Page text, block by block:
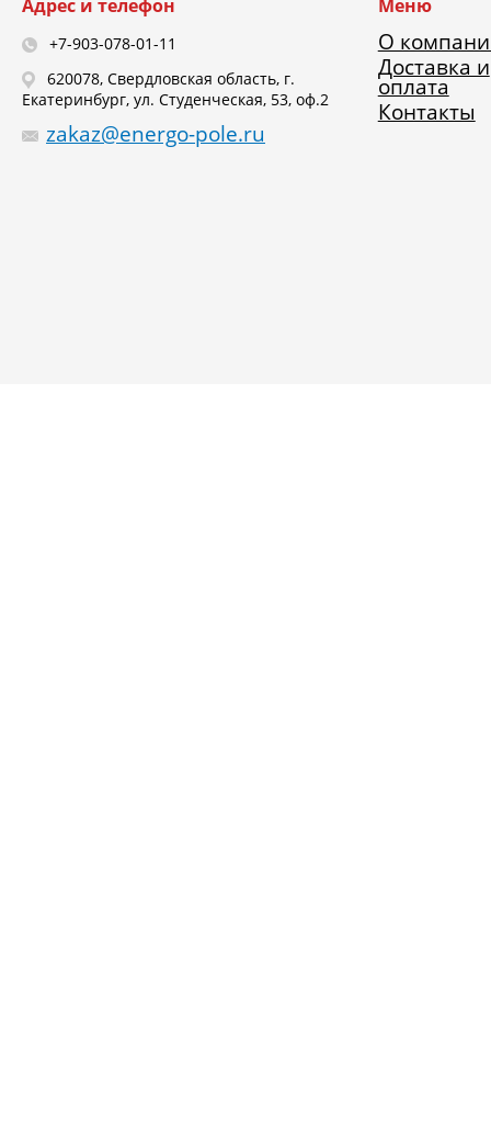
Адрес и телефон
+7-903-078-01-11
620078, Свердловская область, г.
Екатеринбург, ул. Студенческая, 53, оф.2
zakaz@energo-pole.ru
Меню
О
Доставка и
оплата
Контакты